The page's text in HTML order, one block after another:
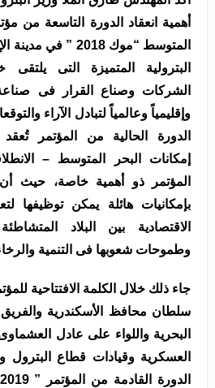
أهمية انعقاد الدورة التاسعة
المتوسط “موك 2018
البترولية المتميزة التى يلتقى
الشركات وصناع القرار فى صناعة
وإقليمياً وعالمياً لتبادل الآراء
الدورة الحالية من المؤتمر
إمكانات البحر المتوسط –
المؤتمر ذو أهمية خاصة، حيث
بإمكانيات هائلة يمكن توظيفها
الاقتصادية بين البلاد
وطموحات شعوبها فى التنمية
جاء ذلك خلال الكلمة الافتتاحية
سلطان محافظ الأسكندرية والفريق
البحرية واللواء على عادل
العسكرية وقيادات قطاع البترول